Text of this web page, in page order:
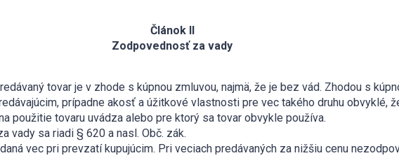
Článok II
Zodpovednosť za vady
tovar je v zhode s kúpnou zmluvou, najmä, že je bez vád. Zhodou s
prípadne akosť a úžitkové vlastnosti pre vec takého druhu obvyklé,
použitie tovaru uvádza alebo pre ktorý sa tovar obvykle používa.
vady sa riadi § 620 a nasl. Obč. zák.
vec pri prevzatí kupujúcim. Pri veciach predávaných za nižšiu cenu